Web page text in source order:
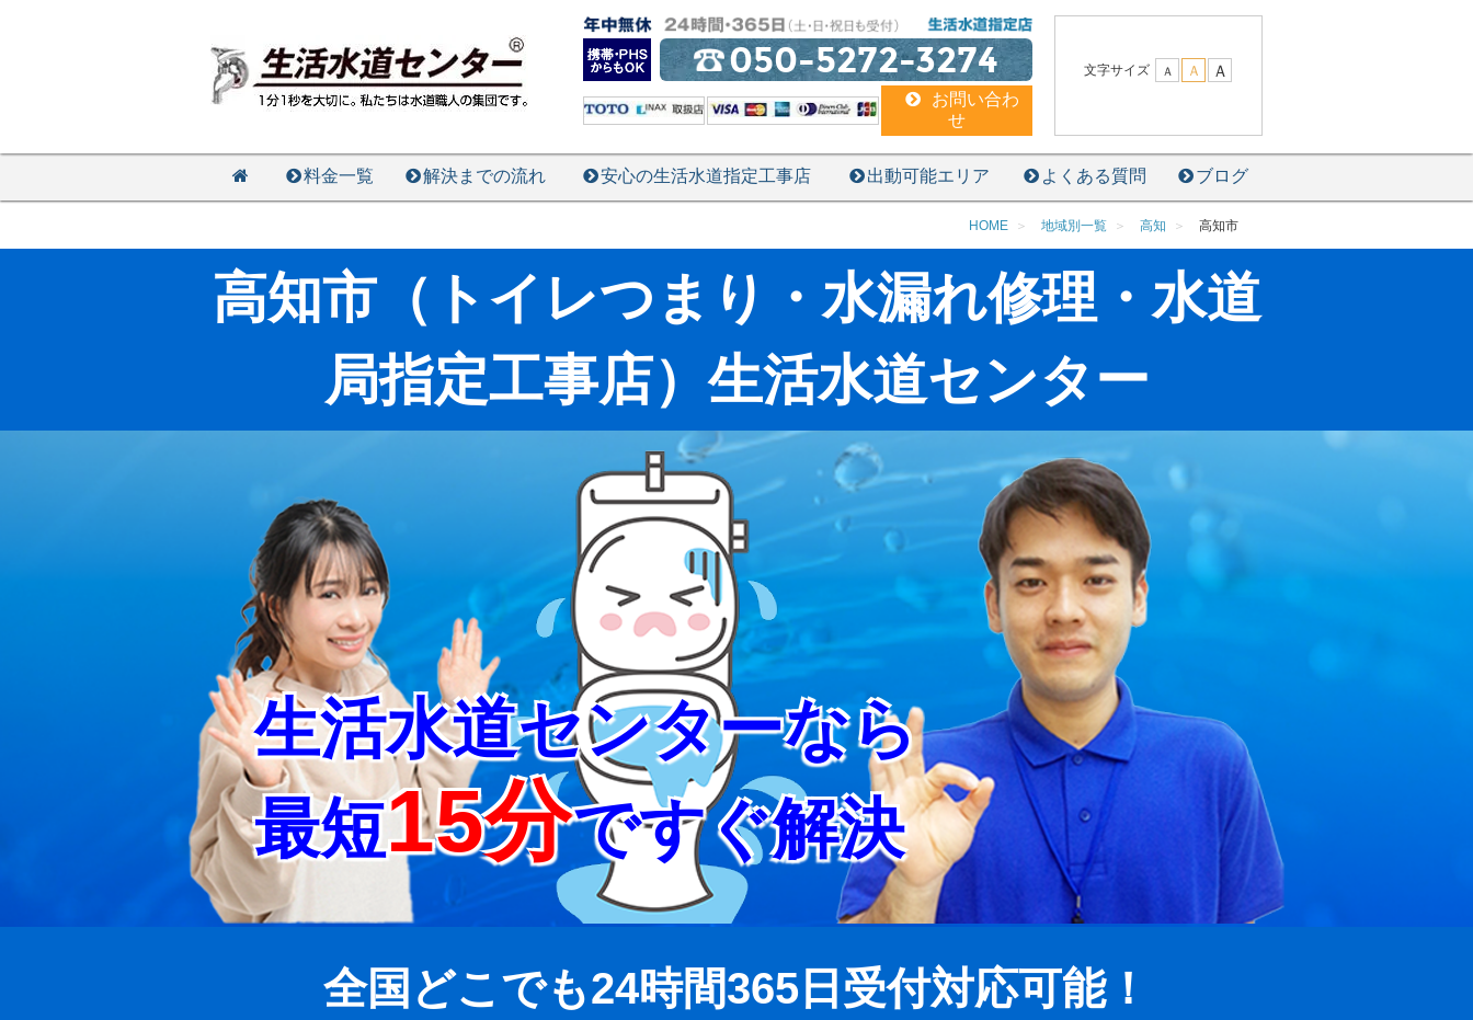
050-5272-3274
お問い合わ
せ
文字サイズ Ａ Ａ Ａ
料金一覧 解決までの流れ 安心の生活水道指定工事店 出動可能エリア よくある質問 ブログ
HOME 地域別一覧 高知 高知市
高知市（トイレつまり・水漏れ修理・水道
局指定工事店）生活水道センター
生活水道センターなら
最短15分ですぐ解決
全国どこでも24時間365日受付対応可能！